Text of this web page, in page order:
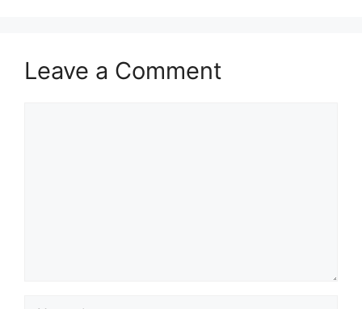
Leave a Comment